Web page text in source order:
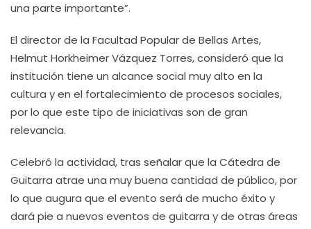
una parte importante”.
El director de la Facultad Popular de Bellas Artes,
Helmut Horkheimer Vázquez Torres, consideró que la
institución tiene un alcance social muy alto en la
cultura y en el fortalecimiento de procesos sociales,
por lo que este tipo de iniciativas son de gran
relevancia.
Celebró la actividad, tras señalar que la Cátedra de
Guitarra atrae una muy buena cantidad de público, por
lo que augura que el evento será de mucho éxito y
dará pie a nuevos eventos de guitarra y de otras áreas